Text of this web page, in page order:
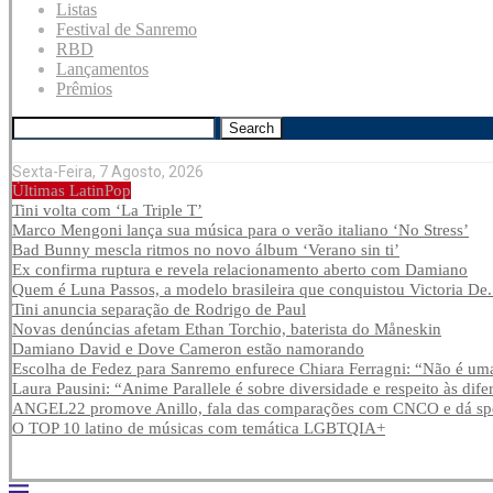
Listas
Festival de Sanremo
RBD
Lançamentos
Prêmios
Search
Sexta-Feira, 7 Agosto, 2026
Últimas LatinPop
Tini volta com ‘La Triple T’
Marco Mengoni lança sua música para o verão italiano ‘No Stress’
Bad Bunny mescla ritmos no novo álbum ‘Verano sin ti’
Ex confirma ruptura e revela relacionamento aberto com Damiano
Quem é Luna Passos, a modelo brasileira que conquistou Victoria
Tini anuncia separação de Rodrigo de Paul
Novas denúncias afetam Ethan Torchio, baterista do Måneskin
Damiano David e Dove Cameron estão namorando
Escolha de Fedez para Sanremo enfurece Chiara Ferragni: “Não é
Laura Pausini: “Anime Parallele é sobre diversidade e respeito às
ANGEL22 promove Anillo, fala das comparações com CNCO e dá
O TOP 10 latino de músicas com temática LGBTQIA+